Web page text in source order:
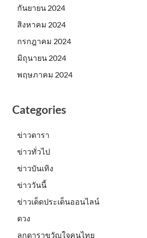
กันยายน 2024
สิงหาคม 2024
กรกฎาคม 2024
มิถุนายน 2024
พฤษภาคม 2024
Categories
ข่าวดารา
ข่าวทั่วไป
ข่าวบันเทิง
ข่าววันนี้
ข่าวเด็ดประเด็นออนไลน์
ดวง
ลูกดาราขวัญใจคนไทย